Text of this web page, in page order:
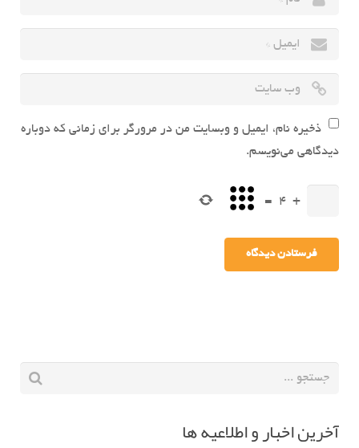
ذخیره نام، ایمیل و وبسایت من در مرورگر برای زمانی که دوباره
دیدگاهی می‌نویسم.
+
4
=
آخرین اخبار و اطلاعیه ها